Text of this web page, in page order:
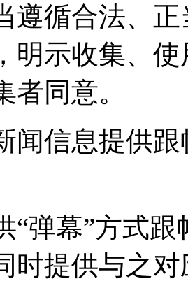
遵循合法、
明示收集、
者同意。
闻信息提供
“弹幕”方式
时提供与之